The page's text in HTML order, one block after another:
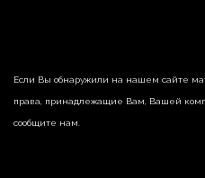
Если Вы обнаружили на нашем сайте
права, принадлежащие Вам, Вашей
сообщите нам.